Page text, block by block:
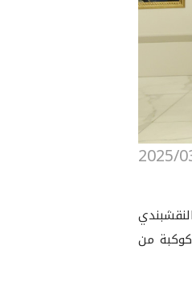
2025/
الشيخ عثمان النقشبندي
من